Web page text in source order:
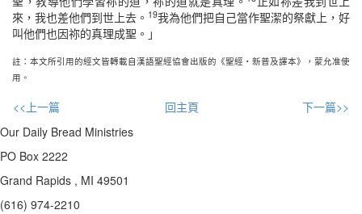
來，我也差他們到世上去。 19我為他們把自己當作聖潔的祭獻上，好
叫他們也因祢的真理成聖。」
註：本文所引用的經文皆轉載自漢語聖經協會出版的《聖經・新普及譯本》，蒙允准使
用。
<<上一篇 回主頁
下一篇>>
Our Daily Bread Ministries
PO Box 2222
Grand Rapids , MI 49501
(616) 974-2210